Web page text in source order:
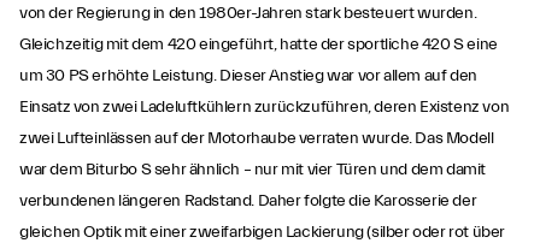
von der Regierung in den 1980er-Jahren stark besteuert wurden.
Gleichzeitig mit dem 420 eingeführt, hatte der sportliche 420 S eine
um 30 PS erhöhte Leistung. Dieser Anstieg war vor allem auf den
Einsatz von zwei Ladeluftkühlern zurückzuführen, deren Existenz von
zwei Lufteinlässen auf der Motorhaube verraten wurde. Das Modell
war dem Biturbo S sehr ähnlich – nur mit vier Türen und dem damit
verbundenen längeren Radstand. Daher folgte die Karosserie der
gleichen Optik mit einer zweifarbigen Lackierung (silber oder rot über